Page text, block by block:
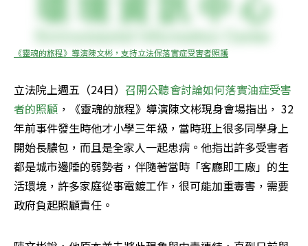
《靈魂的旅程》導演陳文彬，支持立法保落實症受害者照護
立法院上週五（24日） 召開公聽會討論如何落實油症受害
者的照顧 ，《靈魂的旅程》導演陳文彬現身會場指出， 32
年前事件發生時他才小學三年級，當時班上很多同學身上
開始長膿包，而且是全家人一起患病。他指出許多受害者
都是城市邊陲的弱勢者，伴隨著當時「客廳即工廠」的生
活環境，許多家庭從事電鍍工作，很可能加重毒害，需要
政府負起照顧責任。